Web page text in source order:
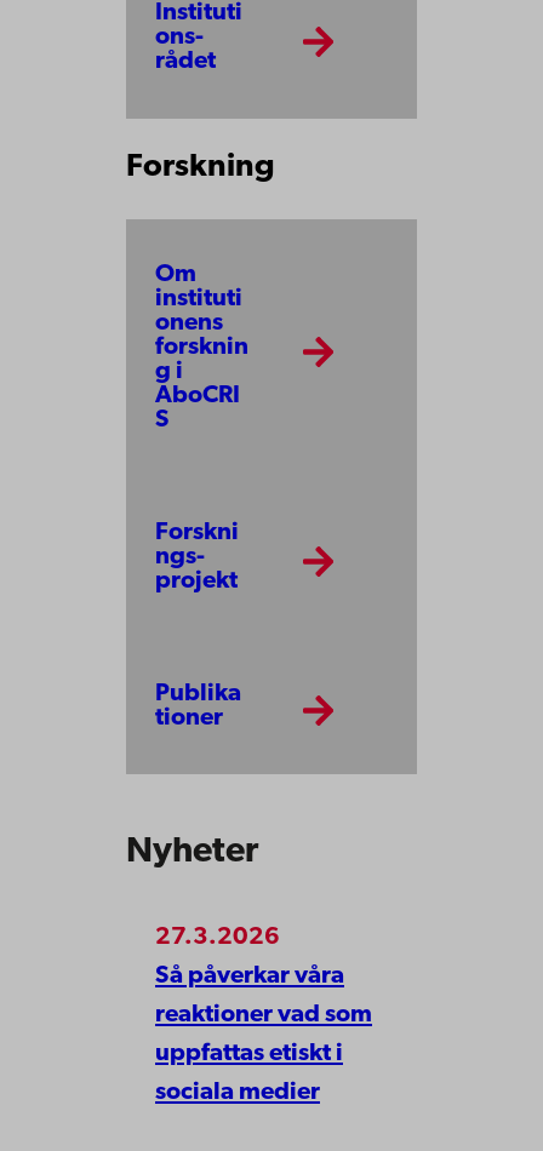
Instituti
ons­
rådet
Forskning
Om
instituti
onens
forsknin
g i
AboCRI
S
Forskni
ngs­
projekt
Publika
tioner
Nyheter
27.3.2026
Så påverkar våra
reaktioner vad som
uppfattas etiskt i
sociala medier